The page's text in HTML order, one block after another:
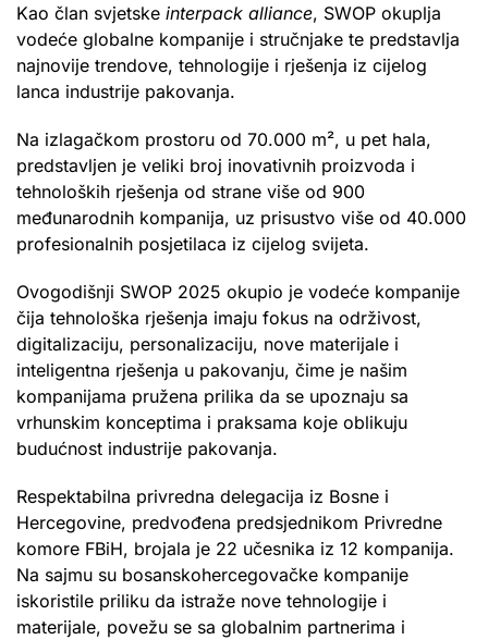
Kao član svjetske interpack alliance, SWOP okuplja
vodeće globalne kompanije i stručnjake te predstavlja
najnovije trendove, tehnologije i rješenja iz cijelog
lanca industrije pakovanja.
Na izlagačkom prostoru od 70.000 m², u pet hala,
predstavljen je veliki broj inovativnih proizvoda i
tehnoloških rješenja od strane više od 900
međunarodnih kompanija, uz prisustvo više od 40.000
profesionalnih posjetilaca iz cijelog svijeta.
Ovogodišnji SWOP 2025 okupio je vodeće kompanije
čija tehnološka rješenja imaju fokus na održivost,
digitalizaciju, personalizaciju, nove materijale i
inteligentna rješenja u pakovanju, čime je našim
kompanijama pružena prilika da se upoznaju sa
vrhunskim konceptima i praksama koje oblikuju
budućnost industrije pakovanja.
Respektabilna privredna delegacija iz Bosne i
Hercegovine, predvođena predsjednikom Privredne
komore FBiH, brojala je 22 učesnika iz 12 kompanija.
Na sajmu su bosanskohercegovačke kompanije
iskoristile priliku da istraže nove tehnologije i
materijale, povežu se sa globalnim partnerima i